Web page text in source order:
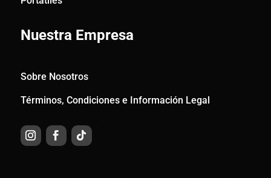
Nuestra Empresa
Sobre Nosotros
Términos, Condiciones e Información Legal